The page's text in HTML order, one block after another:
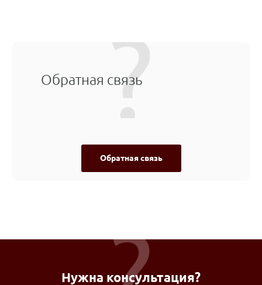
Обратная связь
Обратная связь
Нужна консультация?